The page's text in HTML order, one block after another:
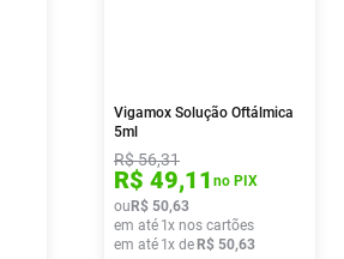
Vigamox Solução Oftálmica
5ml
R$56,31
R$ 49,11 no PIX
ou R$ 50,63
em até 1x nos cartões
em até 1x de R$ 50,63